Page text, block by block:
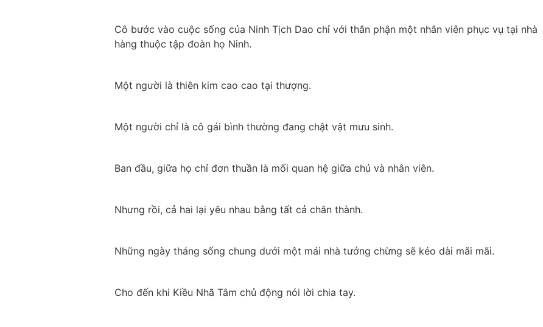
Cô bước vào cuộc sống của Ninh Tịch Dao chỉ với thân phận một nhân viên phục vụ tại nhà
hàng thuộc tập đoàn họ Ninh.
Một người là thiên kim cao cao tại thượng.
Một người chỉ là cô gái bình thường đang chật vật mưu sinh.
Ban đầu, giữa họ chỉ đơn thuần là mối quan hệ giữa chủ và nhân viên.
Nhưng rồi, cả hai lại yêu nhau bằng tất cả chân thành.
Những ngày tháng sống chung dưới một mái nhà tưởng chừng sẽ kéo dài mãi mãi.
Cho đến khi Kiều Nhã Tâm chủ động nói lời chia tay.